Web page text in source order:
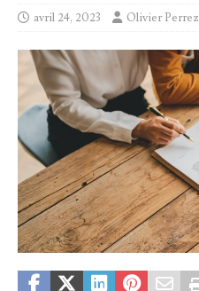
avril 24, 2023 Olivier Perrez